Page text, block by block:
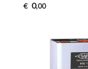
€ 0,00